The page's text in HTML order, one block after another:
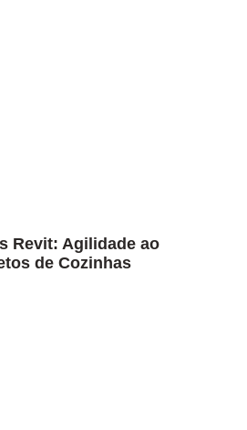
Revit: Agilidade ao
de Cozinhas